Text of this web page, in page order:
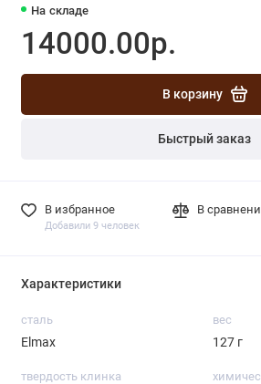
На складе
14000.00р.
В корзину
Быстрый заказ
В избранное
Добавили 9 человек
В
Характеристики
сталь
Elmax
вес
127 г
твердость клинка